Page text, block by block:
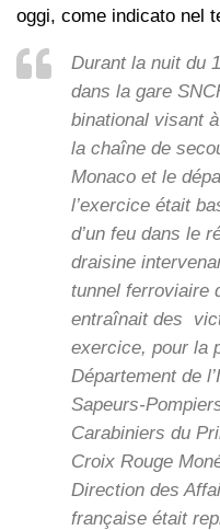
oggi, come indicato nel
Durant la nuit du
dans la gare
binational visant
la chaîne de
Monaco et le
l’exercice était
d’un feu dans le
draisine
tunnel ferroviaire
entraînait des
exercice, pour la
Département de
Sapeurs-
Carabiniers du
Croix Rouge
Direction des
française était